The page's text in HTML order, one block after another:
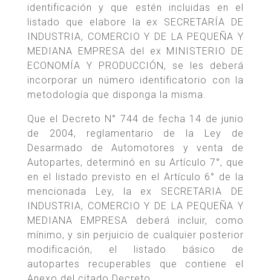
identificación y que estén incluidas en el
listado que elabore la ex SECRETARÍA DE
INDUSTRIA, COMERCIO Y DE LA PEQUEÑA Y
MEDIANA EMPRESA del ex MINISTERIO DE
ECONOMÍA Y PRODUCCIÓN, se les deberá
incorporar un número identificatorio con la
metodología que disponga la misma.
Que el Decreto N° 744 de fecha 14 de junio
de 2004, reglamentario de la Ley de
Desarmado de Automotores y venta de
Autopartes, determinó en su Artículo 7°, que
en el listado previsto en el Artículo 6° de la
mencionada Ley, la ex SECRETARIA DE
INDUSTRIA, COMERCIO Y DE LA PEQUEÑA Y
MEDIANA EMPRESA deberá incluir, como
mínimo, y sin perjuicio de cualquier posterior
modificación, el listado básico de
autopartes recuperables que contiene el